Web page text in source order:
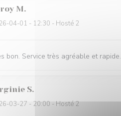
M
04-01 - 12:30 - Hosté 2
bon. Service très agréable et rapide.
S
03-27 - 20:00 - Hosté 2